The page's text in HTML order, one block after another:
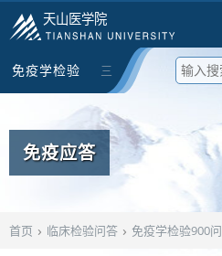
天山医学院
免疫学检验 三
免疫应答
首页 › 临床检验问答 › 免疫学检验900问